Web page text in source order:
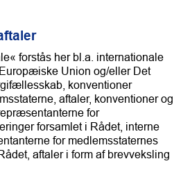
forstås her bl.a. internationale
Union og/eller Det
konventioner
aftaler, konventioner og
for
forsamlet i Rådet, interne
for medlemsstaternes
aftaler i form af brevveksling